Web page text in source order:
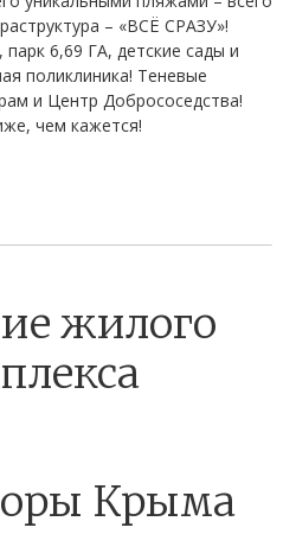
– «ВСЁ СРАЗУ»!
парк 6,69 ГА, детские сады и
поликлиника! Теневые
и Центр Добрососедства!
чем кажется!
жилого
Крыма